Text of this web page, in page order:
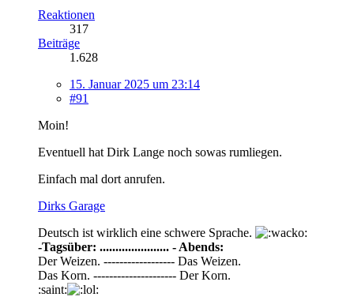
Reaktionen
317
Beiträge
1.628
15. Januar 2025 um 23:14
#91
Moin!
Eventuell hat Dirk Lange noch sowas rumliegen.
Einfach mal dort anrufen.
Dirks Garage
Deutsch ist wirklich eine schwere Sprache.
-Tagsüber: ...................... - Abends:
Der Weizen. ------------------ Das Weizen.
Das Korn. --------------------- Der Korn.
:saint: